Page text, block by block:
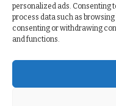
personalized ads. Consenting
process data such as
consenting or withdrawing
and functions.
TERMS